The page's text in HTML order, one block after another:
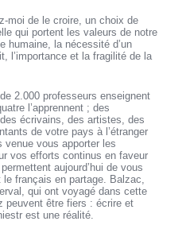
moi de le croire, un choix de
qui portent les valeurs de notre
humaine, la nécessité d’un
l’importance et la fragilité de la
2.000 professeurs enseignent
l’apprennent ; des
écrivains, des artistes, des
de votre pays à l’étranger
venue vous apporter les
vos efforts continus en faveur
aujourd’hui de vous
français en partage. Balzac,
qui ont voyagé dans cette
peuvent être fiers : écrire et
est une réalité.